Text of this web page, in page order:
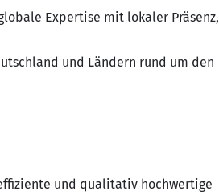
Expertise mit lokaler Präsenz,
und Ländern rund um den
und qualitativ hochwertige